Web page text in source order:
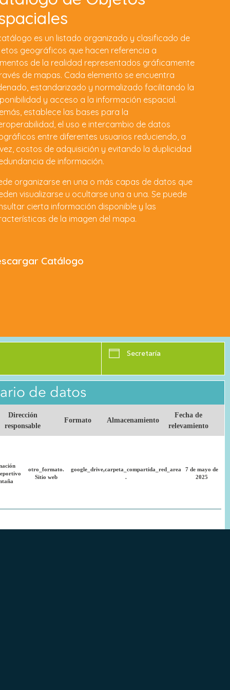
es un listado organizado y clasificado de
geográficos que hacen referencia a
de la realidad representados gráficamente
de mapas. Cada elemento se encuentra
estandarizado y normalizado facilitando la
y acceso a la información espacial.
establece las bases para la
el uso e intercambio de datos
entre diferentes usuarios reduciendo, a
costos de adquisición y evitando la duplicidad
de información.
organizarse en una o más capas de datos que
visualizarse u ocultarse una a una. Se puede
cierta información disponible y las
de la imagen del mapa.
Catálogo